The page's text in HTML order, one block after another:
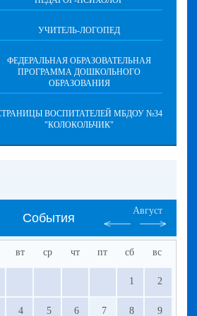
УЧИТЕЛЬ-ЛОГОПЕД
ФЕДЕРАЛЬНАЯ ОБРАЗОВАТЕЛЬНАЯ
ПРОГРАММА ДОШКОЛЬНОГО
ОБРАЗОВАНИЯ
ВОСПИТАТЕЛЕЙ МБДОУ №34
"КОЛОКОЛЬЧИК"
События
Август
вт ср чт пт сб вс
1 2
4 5 6 7 8 9